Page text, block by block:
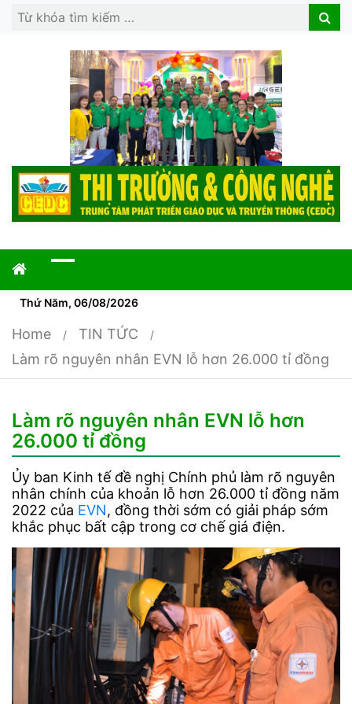
Search
Search
Thứ Năm, 06/08/2026
Home
TIN TỨC
Làm rõ nguyên nhân EVN lỗ hơn 26.000 tỉ đồng
Làm rõ nguyên nhân EVN lỗ hơn
26.000 tỉ đồng
Ủy ban Kinh tế đề nghị Chính phủ làm rõ nguyên
nhân chính của khoản lỗ hơn 26.000 tỉ đồng năm
2022 của EVN, đồng thời sớm có giải pháp sớm
khắc phục bất cập trong cơ chế giá điện.